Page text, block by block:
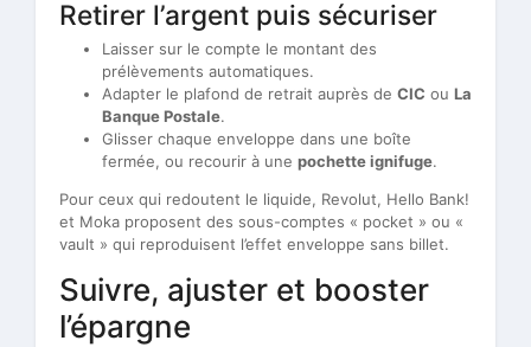
Retirer l’argent puis sécuriser
Laisser sur le compte le montant des
prélèvements automatiques.
Adapter le plafond de retrait auprès de CIC ou La
Banque Postale.
Glisser chaque enveloppe dans une boîte
fermée, ou recourir à une pochette ignifuge.
Pour ceux qui redoutent le liquide, Revolut, Hello Bank!
et Moka proposent des sous-comptes « pocket » ou «
vault » qui reproduisent l’effet enveloppe sans billet.
Suivre, ajuster et booster
l’épargne